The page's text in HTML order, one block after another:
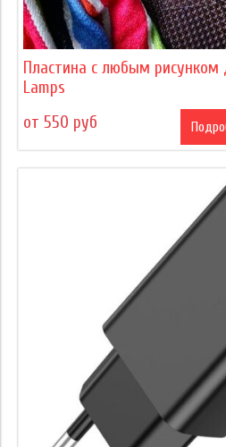
Пластина с любым
Lamps
от 550 руб